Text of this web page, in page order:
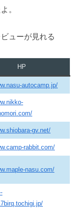
。
ューが見れる
HP
autocamp.jp/
gv.net/
rabbit.com/
nasu.com/